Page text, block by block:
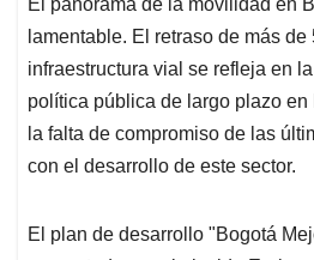
s
A
p
p
b
o
o
k
e
d
I
n
l
a
d
s
lamentable. El retraso de más de
infraestructura vial se refleja en
política pública de largo plazo
la falta de compromiso de las
con el desarrollo de este sector.
El plan de desarrollo "Bogotá